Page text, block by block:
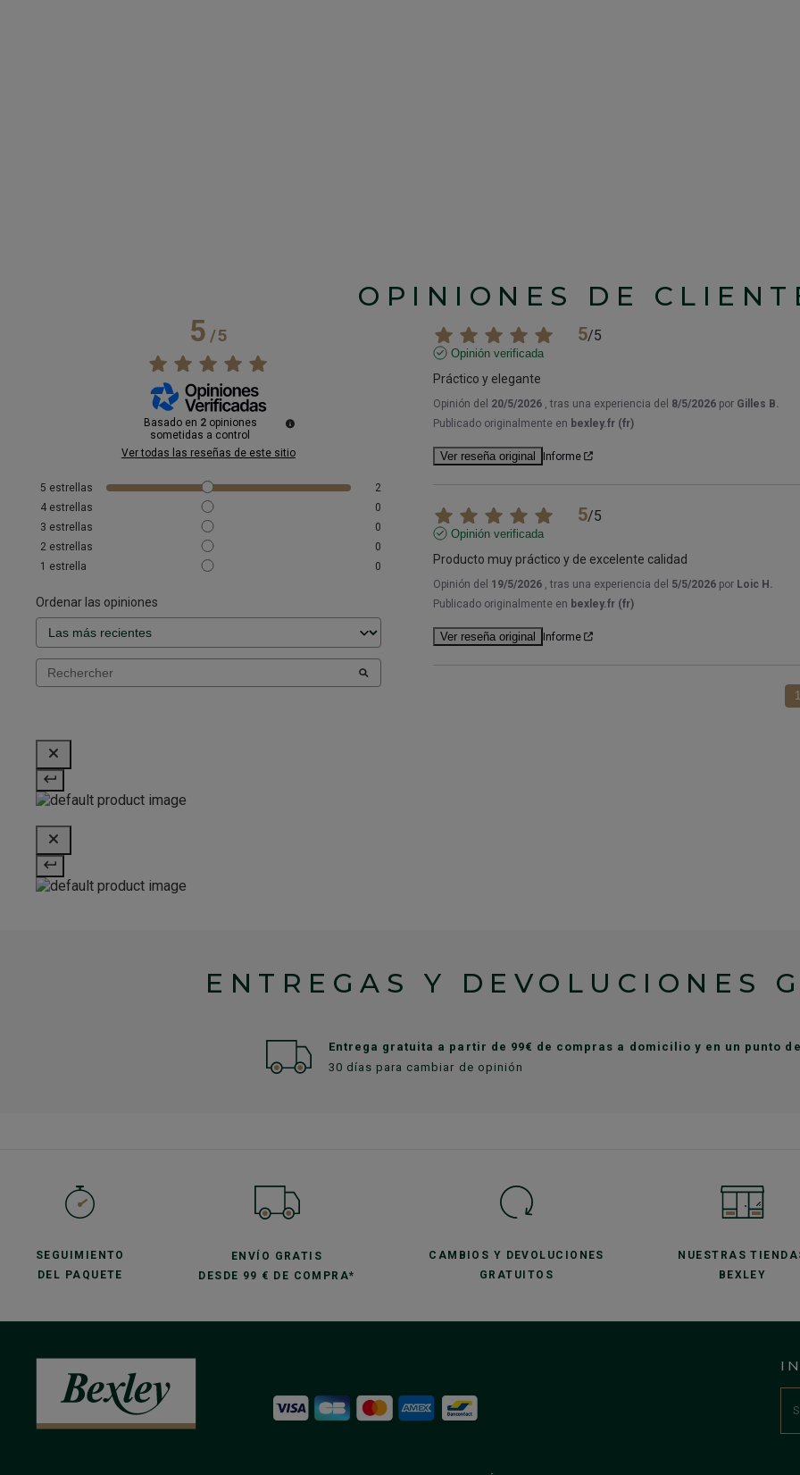
OPINIONES DE
5/5
Basado en 2 opiniones
sometidas a control
Ver todas las reseñas de este sitio
5 estrellas
2
4 estrellas
0
3 estrellas
0
2 estrellas
0
1 estrella 0
Ordenar las opiniones
5/5
Opinión verificada
Práctico y elegante
Opinión del 20/5/2026 , tras una experiencia del 8/5/2026 por Gilles B.
Publicado originalmente en bexley.fr (fr)
Ver reseña original Informe
5/5
Opinión verificada
Producto muy práctico y de excelente calidad
Opinión del 19/5/2026 , tras una experiencia del 5/5/2026 por Loic H.
Publicado originalmente en bexley.fr (fr)
Ver reseña original Informe
ENTREGAS Y DEVOLUCIONES
Entrega gratuita a partir de 99€ de compras a domicilio y en un punto
30 días para cambiar de opinión
SEGUIMIENTO
DEL PAQUETE
ENVÍO GRATIS
DESDE 99 € DE COMPRA*
CAMBIOS Y DEVOLUCIONES
GRATUITOS
NUESTRAS
BEXLEY